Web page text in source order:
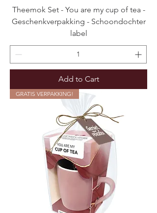
Theemok Set - You are my cup of tea -
Geschenkverpakking - Schoondochter
label
Add to Cart
GRATIS VERPAKKING!